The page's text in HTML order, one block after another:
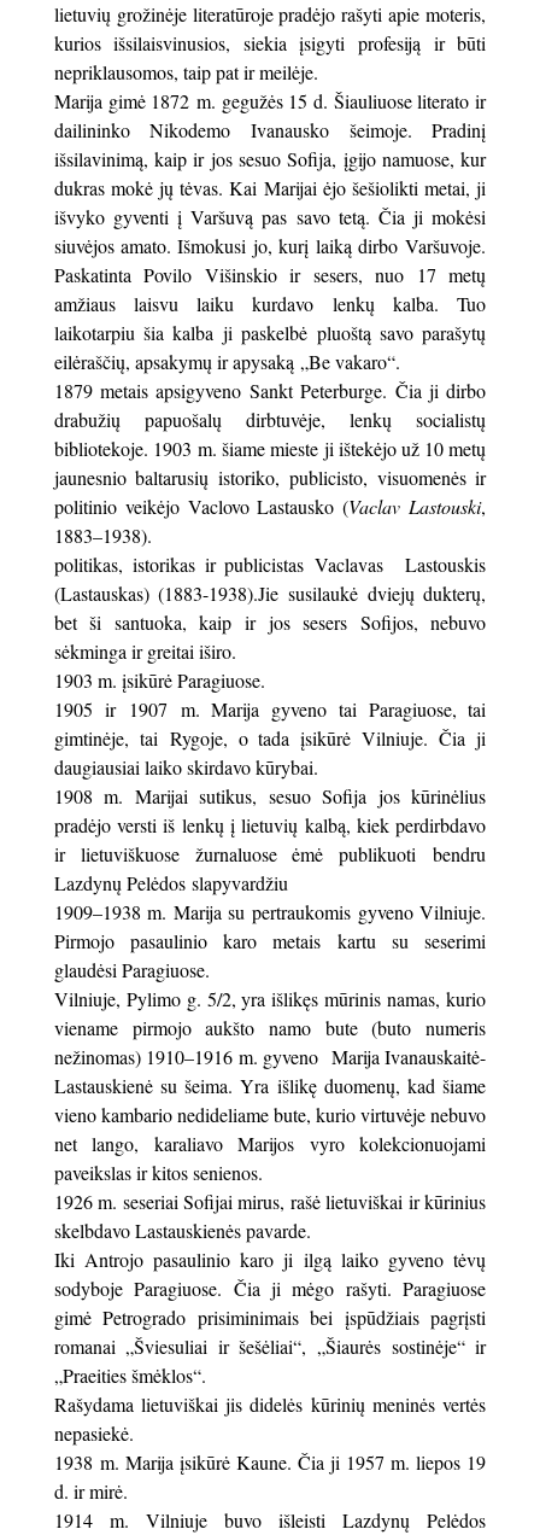
lietuvių grožinėje literatūroje pradėjo rašyti apie moteris,
kurios išsilaisvinusios, siekia įsigyti profesiją ir būti
nepriklausomos, taip pat ir meilėje.
Marija gimė 1872 m. gegužės 15 d. Šiauliuose literato ir
dailininko Nikodemo Ivanausko šeimoje. Pradinį
išsilavinimą, kaip ir jos sesuo Sofija, įgijo namuose, kur
dukras mokė jų tėvas. Kai Marijai ėjo šešiolikti metai, ji
išvyko gyventi į Varšuvą pas savo tetą. Čia ji mokėsi
siuvėjos amato. Išmokusi jo, kurį laiką dirbo Varšuvoje.
Paskatinta Povilo Višinskio ir sesers, nuo 17 metų
amžiaus laisvu laiku kurdavo lenkų kalba. Tuo
laikotarpiu šia kalba ji paskelbė pluoštą savo parašytų
eilėraščių, apsakymų ir apysaką „Be vakaro“.
1879 metais apsigyveno Sankt Peterburge. Čia ji dirbo
drabužių papuošalų dirbtuvėje, lenkų socialistų
bibliotekoje. 1903 m. šiame mieste ji ištekėjo už 10 metų
jaunesnio baltarusių istoriko, publicisto, visuomenės ir
politinio veikėjo Vaclovo Lastausko (Vaclav Lastouski,
1883–1938).
politikas, istorikas ir publicistas Vaclavas Lastouskis
(Lastauskas) (1883-1938).Jie susilaukė dviejų dukterų,
bet ši santuoka, kaip ir jos sesers Sofijos, nebuvo
sėkminga ir greitai iširo.
1903 m. įsikūrė Paragiuose.
1905 ir 1907 m. Marija gyveno tai Paragiuose, tai
gimtinėje, tai Rygoje, o tada įsikūrė Vilniuje. Čia ji
daugiausiai laiko skirdavo kūrybai.
1908 m. Marijai sutikus, sesuo Sofija jos kūrinėlius
pradėjo versti iš lenkų į lietuvių kalbą, kiek perdirbdavo
ir lietuviškuose žurnaluose ėmė publikuoti bendru
Lazdynų Pelėdos slapyvardžiu
1909–1938 m. Marija su pertraukomis gyveno Vilniuje.
Pirmojo pasaulinio karo metais kartu su seserimi
glaudėsi Paragiuose.
Vilniuje, Pylimo g. 5/2, yra išlikęs mūrinis namas, kurio
viename pirmojo aukšto namo bute (buto numeris
nežinomas) 1910–1916 m. gyveno Marija Ivanauskaitė-
Lastauskienė su šeima. Yra išlikę duomenų, kad šiame
vieno kambario nedideliame bute, kurio virtuvėje nebuvo
net lango, karaliavo Marijos vyro kolekcionuojami
paveikslas ir kitos senienos.
1926 m. seseriai Sofijai mirus, rašė lietuviškai ir kūrinius
skelbdavo Lastauskienės pavarde.
Iki Antrojo pasaulinio karo ji ilgą laiko gyveno tėvų
sodyboje Paragiuose. Čia ji mėgo rašyti. Paragiuose
gimė Petrogrado prisiminimais bei įspūdžiais pagrįsti
romanai „Šviesuliai ir šešėliai“, „Šiaurės sostinėje“ ir
„Praeities šmėklos“.
Rašydama lietuviškai jis didelės kūrinių meninės vertės
nepasiekė.
1938 m. Marija įsikūrė Kaune. Čia ji 1957 m. liepos 19
d. ir mirė.
1914 m. Vilniuje buvo išleisti Lazdynų Pelėdos